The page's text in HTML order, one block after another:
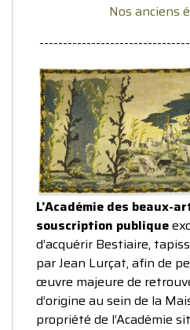
Nos anciens
L’Académie des beaux-
souscription publique
d’acquérir Bestiaire,
par Jean Lurçat, afin de
œuvre majeure de
d’origine au sein de la
propriété de l’Académie